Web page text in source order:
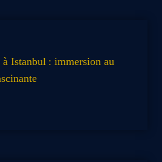
Istanbul : immersion au